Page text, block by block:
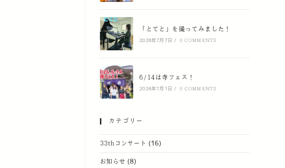
「とてと」を撮ってみました！
2026年7月7日 / 0 COMMENTS
6/14は寺フェス！
2026年7月1日 / 0 COMMENTS
カテゴリー
33thコンサート (16)
お知らせ (8)